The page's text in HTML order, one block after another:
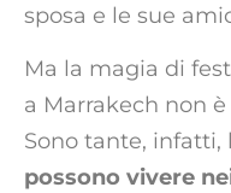
sposa e le sue
Ma la magia di
a Marrakech non
Sono tante, infatti,
possono vivere